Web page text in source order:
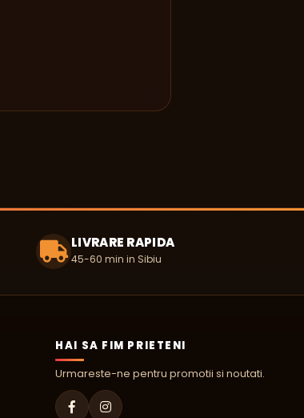
LIVRARE RAPIDA
45-60 min in Sibiu
HAI SA FIM PRIETENI
Urmareste-ne pentru promotii si noutati.